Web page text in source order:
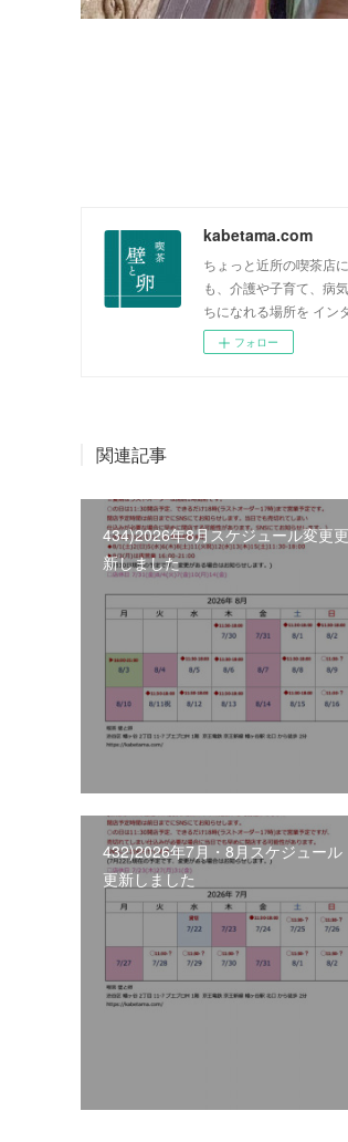
kabetama.com
ちょっと近所の喫茶店
も、介護や子育て、病
ちになれる場所を イン
フォロー
関連記事
434)2026年8月スケジュール変更更
新しました
432)2026年7月・8月スケジュール
更新しました